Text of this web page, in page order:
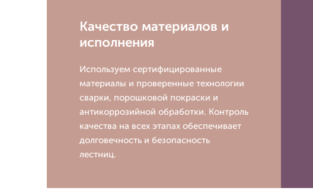
Качество материалов и
исполнения
Используем сертифицированные
материалы и проверенные технологии
сварки, порошковой покраски и
антикоррозийной обработки. Контроль
качества на всех этапах обеспечивает
долговечность и безопасность
лестниц.